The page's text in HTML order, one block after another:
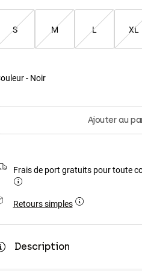
S M L XL
- Noir
Ajouter au
Frais de port gratuits pour toute
Retours simples
Description